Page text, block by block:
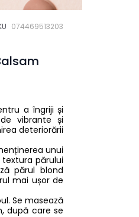
074469513203
a îngriji și
vibrante și
deteriorării
unui
părului
părul blond
mai ușor de
Se masează
după care se